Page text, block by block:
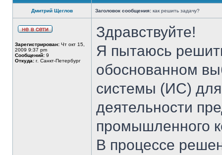
Дмитрий Щеглов Заголовок сообщения: как решить задачу?
Зарегистрирован: Чт окт 15,
2009 9:37 pm
Сообщений: 9
Откуда: г. Санкт-Петербург
Здравствуйте!
Я пытаюсь
обоснованном
системы (ИС) для
деятельности
промышленного
В процессе